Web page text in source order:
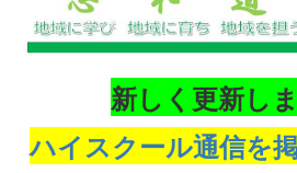
新しく更新し
ハイスクール通信を